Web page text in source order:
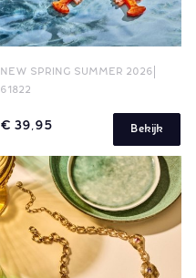
NEW SPRING SUMMER 2026
61822
€ 39,95 Bekijk